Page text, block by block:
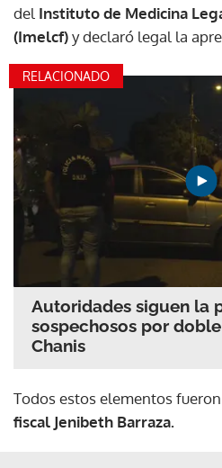
del Instituto de Medicina
(Imelcf)y declaró legal la
RELACIONADO
Autoridades siguen la
sospechosos por
Chanis
Todos estos elementos
fiscal Jenibeth Barraza.